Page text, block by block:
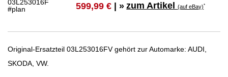
599,99 € | » zum Artikel(auf eBay)*
Original-Ersatzteil 03L253016FV gehört zur Automarke: AUDI,
SKODA, VW.